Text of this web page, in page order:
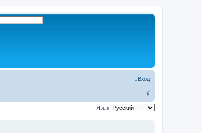
поиск
Вход
П
о
Язык: